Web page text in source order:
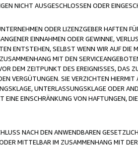
NICHT AUSGESCHLOSSEN ODER
ODER LIZENZGEBER HAFTEN
EINNAHMEN ODER GEWINNE,
ENTSTEHEN, SELBST WENN WIR AUF DIE
MIT DEN
DEM ZEITPUNKT DES EREIGNISSES, DAS
VERGÜTUNGEN. SIE VERZICHTEN
UNTERLASSUNGSKLAGE ODER
EINE EINSCHRÄNKUNG VON HAFTUNGEN,
NACH DEN ANWENDBAREN
MITTELBAR IM ZUSAMMENHANG MIT